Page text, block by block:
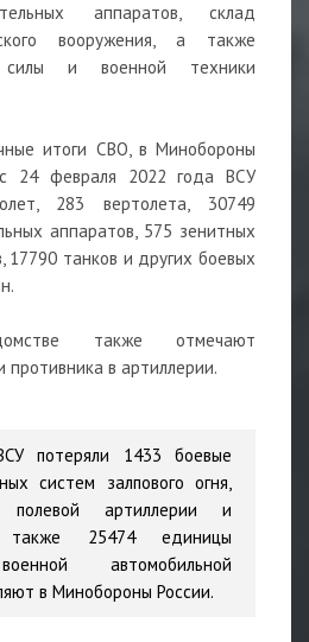
аппаратов, склад
вооружения, а также
силы и военной техники
итоги СВО, в Минобороны
24 февраля 2022 года ВСУ
283 вертолета, 30749
аппаратов, 575 зенитных
17790 танков и других боевых
также отмечают
в артиллерии.
потеряли 1433 боевые
систем залпового огня,
артиллерии и
25474 единицы
автомобильной
в Минобороны России.